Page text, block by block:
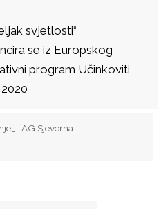
svjetlosti“
se iz Europskog
program Učinkoviti
Sjeverna